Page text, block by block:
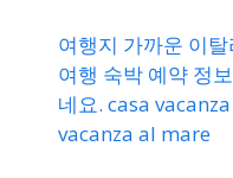
여행지 가까운 이
여행 숙박 예약 정
네요. casa
vacanza al mare